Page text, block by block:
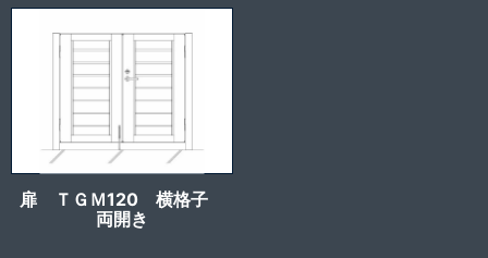
扉 ＴＧＭ120 横格子
両開き